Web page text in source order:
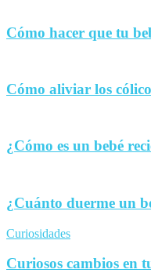
Cómo hacer que tu
Cómo aliviar los
¿Cómo es un bebé
¿Cuánto duerme un
Curiosidades
Curiosos cambios en